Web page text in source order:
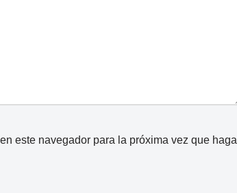
este navegador para la próxima vez que haga